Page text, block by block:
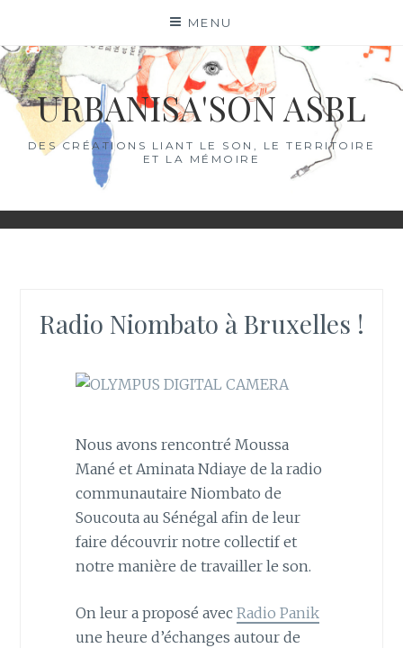
content
MENU
URBANISA'SON ASBL
DES CRÉATIONS LIANT LE SON, LE TERRITOIRE
ET LA MÉMOIRE
Radio Niombato à Bruxelles !
Nous avons rencontré Moussa
Mané et Aminata Ndiaye de la radio
communautaire Niombato de
Soucouta au Sénégal afin de leur
faire découvrir notre collectif et
notre manière de travailler le son.
On leur a proposé avec Radio Panik
une heure d’échanges autour de